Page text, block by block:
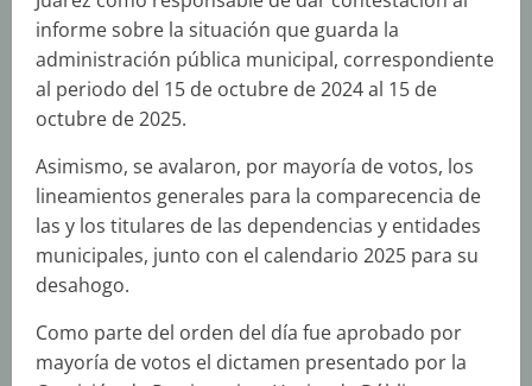
informe sobre la situación que guarda la
administración pública municipal, correspondiente
al periodo del 15 de octubre de 2024 al 15 de
octubre de 2025.
Asimismo, se avalaron, por mayoría de votos, los
lineamientos generales para la comparecencia de
las y los titulares de las dependencias y entidades
municipales, junto con el calendario 2025 para su
desahogo.
Como parte del orden del día fue aprobado por
mayoría de votos el dictamen presentado por la